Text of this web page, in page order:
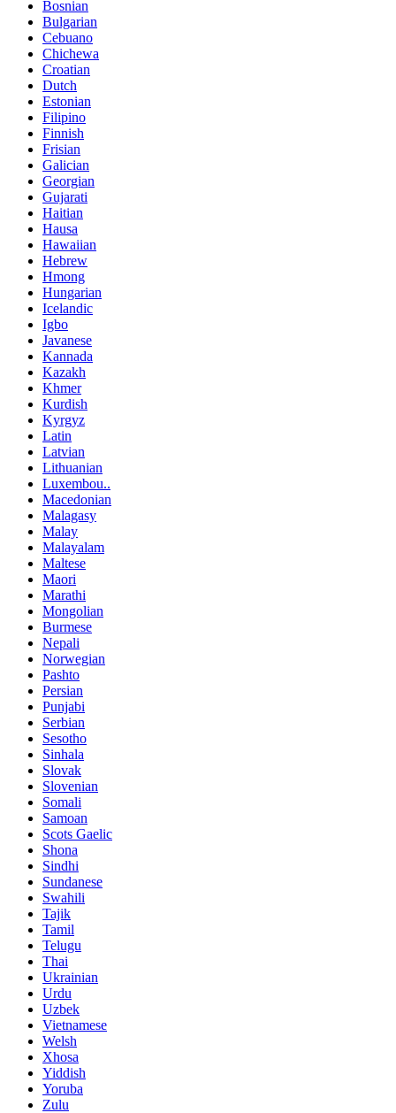
Bosnian
Bulgarian
Cebuano
Chichewa
Croatian
Dutch
Estonian
Filipino
Finnish
Frisian
Galician
Georgian
Gujarati
Haitian
Hausa
Hawaiian
Hebrew
Hmong
Hungarian
Icelandic
Igbo
Javanese
Kannada
Kazakh
Khmer
Kurdish
Kyrgyz
Latin
Latvian
Lithuanian
Luxembou..
Macedonian
Malagasy
Malay
Malayalam
Maltese
Maori
Marathi
Mongolian
Burmese
Nepali
Norwegian
Pashto
Persian
Punjabi
Serbian
Sesotho
Sinhala
Slovak
Slovenian
Somali
Samoan
Scots Gaelic
Shona
Sindhi
Sundanese
Swahili
Tajik
Tamil
Telugu
Thai
Ukrainian
Urdu
Uzbek
Vietnamese
Welsh
Xhosa
Yiddish
Yoruba
Zulu